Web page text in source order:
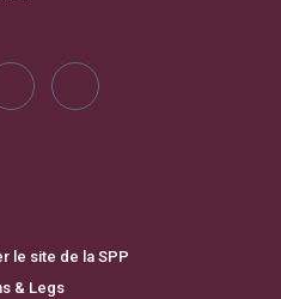
le site de la SPP
& Legs